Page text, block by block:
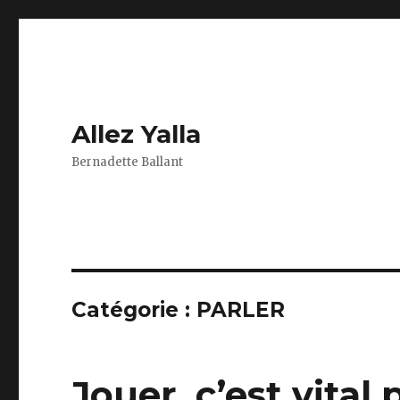
Allez Yalla
Bernadette Ballant
Catégorie : PARLER